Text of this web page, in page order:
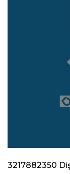
3217882350